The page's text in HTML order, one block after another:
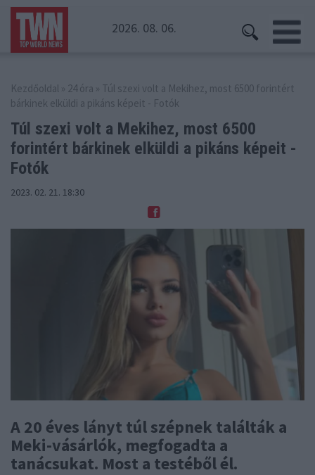
2026. 08. 06.
Kezdőoldal » 24 óra » Túl szexi volt a Mekihez, most 6500 forintért
bárkinek elküldi a pikáns képeit - Fotók
Túl szexi volt a Mekihez, most 6500
forintért bárkinek elküldi a pikáns képeit -
Fotók
2023. 02. 21. 18:30
A 20 éves lányt túl szépnek találták a
Meki-vásárlók, megfogadta a
tanácsukat. Most a testéből él.